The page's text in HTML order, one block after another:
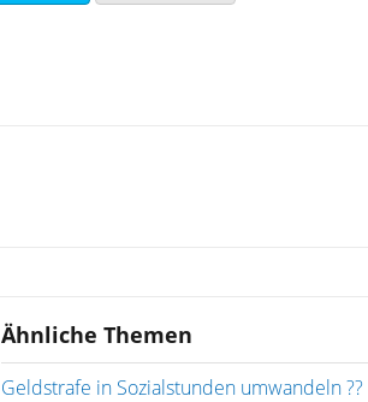
Ähnliche Themen
Geldstrafe in Sozialstunden umwandeln ??